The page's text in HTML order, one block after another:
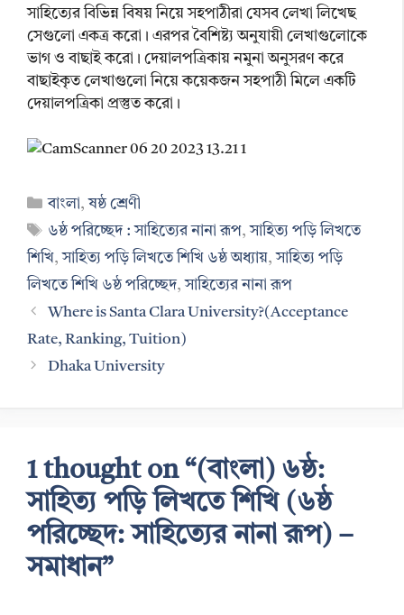
সাহিত্যের বিভিন্ন বিষয় নিয়ে সহপাঠীরা যেসব লেখা লিখেছ
সেগুলো একত্র করো। এরপর বৈশিষ্ট্য অনুযায়ী লেখাগুলোকে
ভাগ ও বাছাই করো। দেয়ালপত্রিকায় নমুনা অনুসরণ করে
বাছাইকৃত লেখাগুলো নিয়ে কয়েকজন সহপাঠী মিলে একটি
দেয়ালপত্রিকা প্রস্তুত করো।
Categories
বাংলা,ষষ্ঠ শ্রেণী
Tags
৬ষ্ঠ পরিচ্ছেদ : সাহিত্যের নানা রূপ,সাহিত্য পড়ি লিখতে
শিখি,সাহিত্য পড়ি লিখতে শিখি ৬ষ্ঠ অধ্যায়,সাহিত্য পড়ি
লিখতে শিখি ৬ষ্ঠ পরিচ্ছেদ,সাহিত্যের নানা রূপ
Where is Santa Clara University?(Acceptance
Rate, Ranking, Tuition)
Dhaka University
1 thought on “(বাংলা) ৬ষ্ঠ:
সাহিত্য পড়ি লিখতে শিখি (৬ষ্ঠ
পরিচ্ছেদ: সাহিত্যের নানা রূপ) –
সমাধান”